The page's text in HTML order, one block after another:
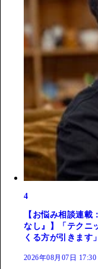
4
【お悩み相談連
なし』】「テクニ
くる方が引きます」
2026年08月07日 17:30